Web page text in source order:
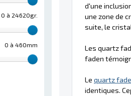
0 à 24620gr.
0 à 460mm
d'une
une zone de
suite, le
Les quartz
faden
Le quartz
identiques.